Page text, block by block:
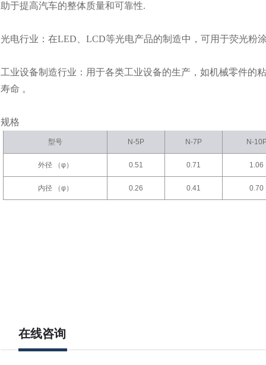
助于提高汽车的整体质量和可靠性.
光电行业：在LED、LCD等光电产品的制造中，可用于荧光粉
工业设备制造行业：用于各类工业设备的生产，如机械零件的
寿命 。
规格
型号 N-5P N-7P N-
外径 （φ） 0.51 0.71 1.06
内径 （φ） 0.26 0.41 0.70
在线咨询